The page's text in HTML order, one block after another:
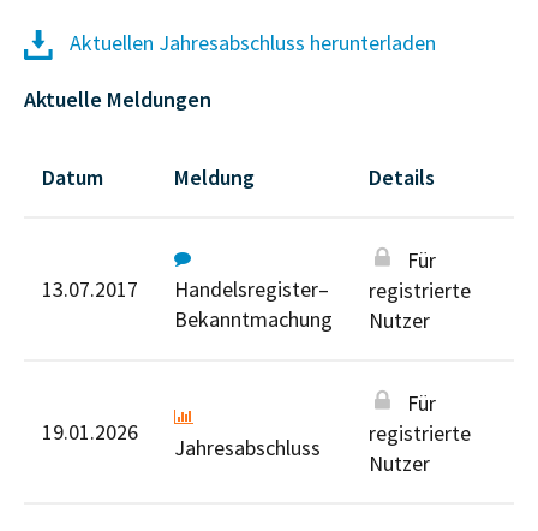
Aktuellen Jahresabschluss herunterladen
Aktuelle Meldungen
Datum Meldung Details
13.07.2017
Handelsregister–
Bekanntmachung
Für
registrierte
Nutzer
19.01.2026
Jahresabschluss
Für
registrierte
Nutzer